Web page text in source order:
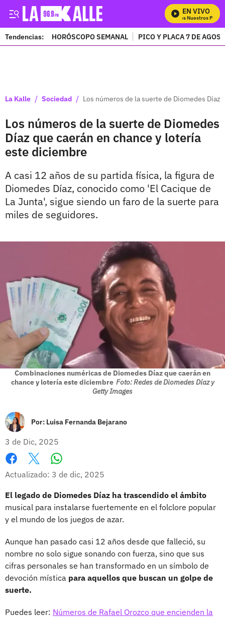
EN VIVO
Mira Todos Nuestros
Tendencias: HORÓSCOPO SEMANAL PICO Y PLACA 7 DE
La Kalle / Sociedad / Los números de la suerte de Diomedes
Los números de la suerte de Diomedes
Díaz que caerán en chance y lotería
este diciembre
A casi 12 años de su partida física, la figura de
Diomedes Díaz, conocido como 'El Cacique de
La Junta', sigue siendo un faro de la suerte para
miles de seguidores.
Combinaciones numéricas de Diomedes Díaz que caerán en
chance y lotería este diciembre Foto: Redes de Diomedes Díaz y
Getty Images
Por: Luisa Fernanda Bejarano
3 de Dic, 2025
Facebook
X
Actualizado: 3 de dic, 2025
El legado de Diomedes Díaz ha trascendido el ámbito
musical para instalarse fuertemente en el folclore popular
y el mundo de los juegos de azar.
Aunque han pasado casi 12 años desde que falleció, su
nombre no solo sigue sonando con fuerza, sino que sus
cifras personales se han transformado en un símbolo de
devoción mística para aquellos que buscan un golpe de
suerte.
Puedes leer: Números de Rafael Orozco que encienden la